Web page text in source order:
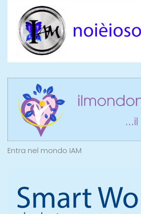
Entra nel mondo IAM